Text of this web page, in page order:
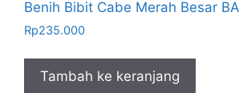
Benih Bibit Cabe Merah Besar
Rp235.000
Tambah ke keranjang